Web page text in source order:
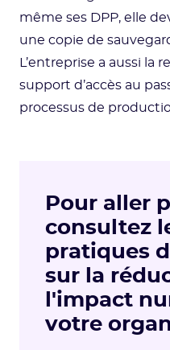
même ses DPP, elle
une copie de
L’entreprise a aussi la
support d’accès au
processus de
Pour aller
consultez
pratiques
sur la
l'impact
votre